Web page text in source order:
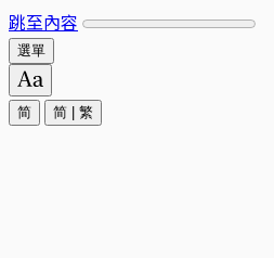
跳至內容
選單
简 简 繁